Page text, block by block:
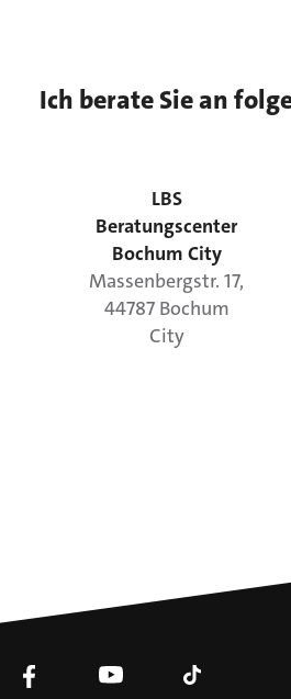
Ich berate Sie an
LBS
Beratungscenter
Bochum City
Massenbergstr. 17,
44787 Bochum
City